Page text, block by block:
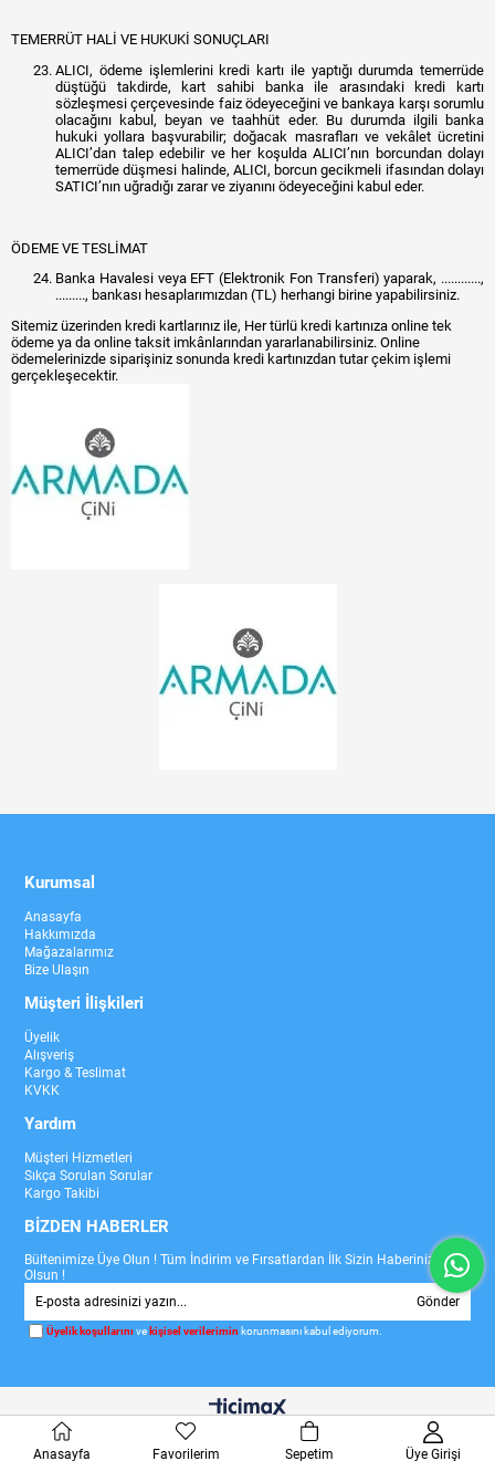
TEMERRÜT HALİ VE HUKUKİ SONUÇLARI
ALICI, ödeme işlemlerini kredi kartı ile yaptığı durumda temerrüde
düştüğü takdirde, kart sahibi banka ile arasındaki kredi kartı
sözleşmesi çerçevesinde faiz ödeyeceğini ve bankaya karşı sorumlu
olacağını kabul, beyan ve taahhüt eder. Bu durumda ilgili banka
hukuki yollara başvurabilir; doğacak masrafları ve vekâlet ücretini
ALICI’dan talep edebilir ve her koşulda ALICI’nın borcundan dolayı
temerrüde düşmesi halinde, ALICI, borcun gecikmeli ifasından dolayı
SATICI’nın uğradığı zarar ve ziyanını ödeyeceğini kabul eder.
ÖDEME VE TESLİMAT
Banka Havalesi veya EFT (Elektronik Fon Transferi) yaparak, ............,
........., bankası hesaplarımızdan (TL) herhangi birine yapabilirsiniz.
Sitemiz üzerinden kredi kartlarınız ile, Her türlü kredi kartınıza online tek
ödeme ya da online taksit imkânlarından yararlanabilirsiniz. Online
ödemelerinizde siparişiniz sonunda kredi kartınızdan tutar çekim işlemi
gerçekleşecektir.
Kurumsal
Anasayfa
Hakkımızda
Mağazalarımız
Bize Ulaşın
Müşteri İlişkileri
Üyelik
Alışveriş
Kargo & Teslimat
KVKK
Yardım
Müşteri Hizmetleri
Sıkça Sorulan Sorular
Kargo Takibi
BİZDEN HABERLER
Bültenimize Üye Olun ! Tüm İndirim ve Fırsatlardan İlk Sizin Haberiniz
Olsun !
Gönder
Üyelik koşullarını ve kişisel verilerimin korunmasını kabul ediyorum.
Anasayfa Favorilerim Sepetim Üye Girişi